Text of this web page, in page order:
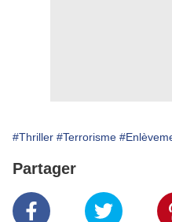
#Thriller #Terrorisme
Partager